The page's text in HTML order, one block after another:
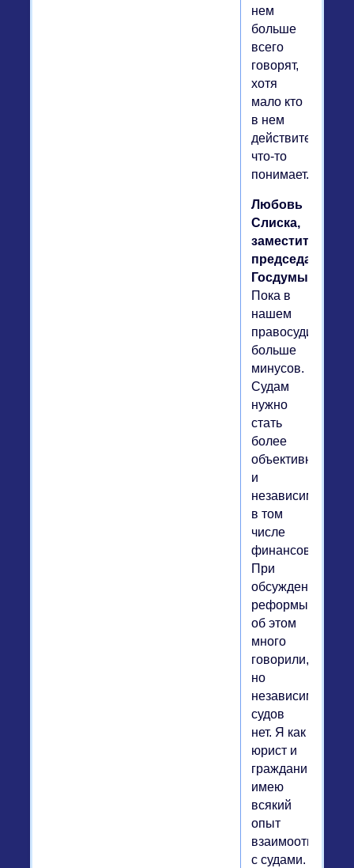
нем
больше
всего
говорят,
хотя
мало кто
в нем
действительно
что-то
понимает.
Любовь
Слиска,
заместитель
председателя
Госдумы.
Пока в
нашем
правосудии
больше
минусов.
Судам
нужно
стать
более
объективными
и
независимыми,
в том
числе
финансово.
При
обсуждении
реформы
об этом
много
говорили,
но
независимости
судов
нет. Я как
юрист и
гражданин
имею
всякий
опыт
с судами.